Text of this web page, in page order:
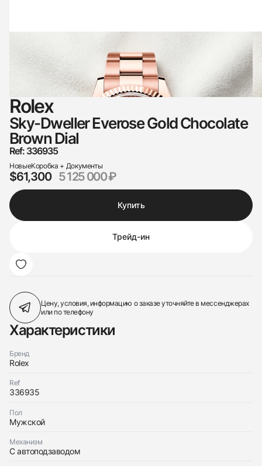
Rolex
Sky-Dweller Everose Gold Chocolate
Brown Dial
Ref: 336935
НовыеКоробка + Документы
$61,300 5 125 000 ₽
Купить
Трейд-ин
Цену, условия, информацию о заказеуточняйте в мессенджерах
или по телефону
Характеристики
Бренд
Rolex
Ref
336935
Пол
Мужской
Механизм
С автоподзаводом